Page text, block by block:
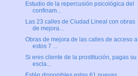
Estudio de la repercusión psicológica del
confinam...
Las 23 calles de Ciudad Lineal con obras
de mejora...
Obras de mejora de las calles de acceso a
estos 7 ...
Si eres cliente de la prostitución, pagas su
escla...